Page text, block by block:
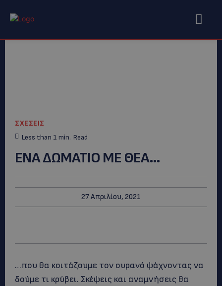
ΣΧΕΣΕΙΣ
Less than 1 min. Read
ΕΝΑ ΔΩΜΑΤΙΟ ΜΕ ΘΕΑ…
27 Απριλίου, 2021
…που θα κοιτάζουμε τον ουρανό ψάχνοντας να
δούμε τι κρύβει. Σκέψεις και αναμνήσεις θα